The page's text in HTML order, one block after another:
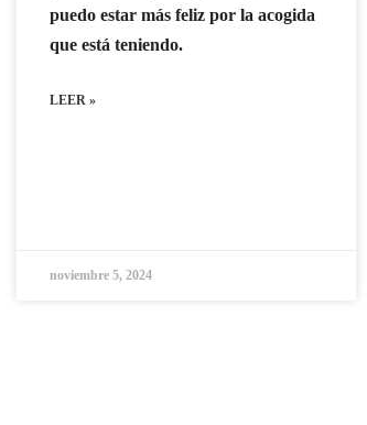
puedo estar más feliz por la acogida
que está teniendo.
LEER »
noviembre 5, 2024